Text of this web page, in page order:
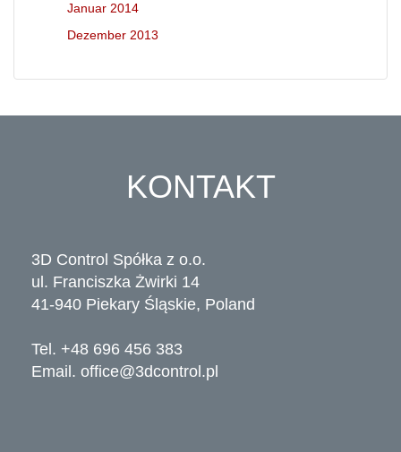
Januar 2014
Dezember 2013
KONTAKT
3D Control Spółka z o.o.
ul. Franciszka Żwirki 14
41-940 Piekary Śląskie, Poland
Tel. +48 696 456 383
Email. office@3dcontrol.pl